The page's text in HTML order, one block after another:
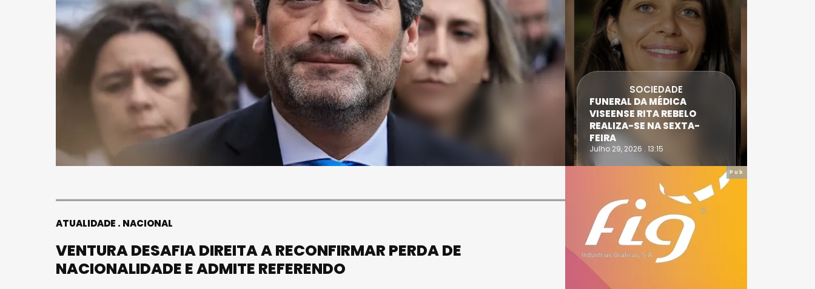
ATUALIDADE NACIONAL
VENTURA DESAFIA DIREITA A RECONFIRMAR PERDA DE
NACIONALIDADE E ADMITE REFERENDO
SOCIEDADE
FALECEU PAULA ALMEIDA,
HOSPITAL DE VISEU
SOCIEDADE
FUNERAL DA MÉDICA
VISEENSE RITA REBELO
REALIZA-SE NA SEXTA-
FEIRA
Julho 29, 2026 . 13:15
Pub